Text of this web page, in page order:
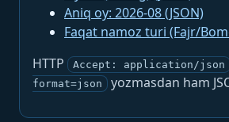
Aniq oy: 2026-08 (JSON)
Faqat namoz turi (Fajr/
HTTP
Accept: application/json
format=json
yozmasdan ham